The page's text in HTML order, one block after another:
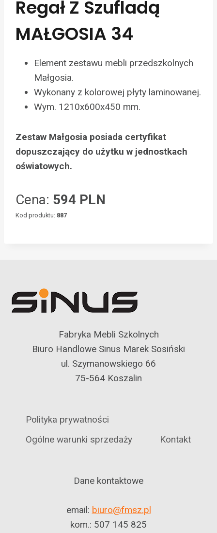
Regał Z Szufladą
MAŁGOSIA 34
Element zestawu mebli przedszkolnych
Małgosia.
Wykonany z kolorowej płyty laminowanej.
Wym. 1210x600x450 mm.
Zestaw Małgosia posiada certyfikat
dopuszczający do użytku w jednostkach
oświatowych.
Cena: 594 PLN
Kod produktu: 887
Fabryka Mebli Szkolnych
Biuro Handlowe Sinus Marek Sosiński
ul. Szymanowskiego 66
75-564 Koszalin
Polityka prywatności
Ogólne warunki sprzedaży
Kontakt
Dane kontaktowe
email: biuro@fmsz.pl
kom.: 507 145 825